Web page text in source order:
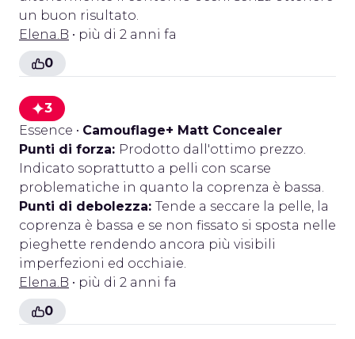
un buon risultato.
Elena.B • più di 2 anni fa
0
3
Essence • Camouflage+ Matt Concealer
Punti di forza: Prodotto dall'ottimo prezzo.
Indicato soprattutto a pelli con scarse
problematiche in quanto la coprenza è bassa.
Punti di debolezza: Tende a seccare la pelle, la
coprenza è bassa e se non fissato si sposta nelle
pieghette rendendo ancora più visibili
imperfezioni ed occhiaie.
Elena.B • più di 2 anni fa
0